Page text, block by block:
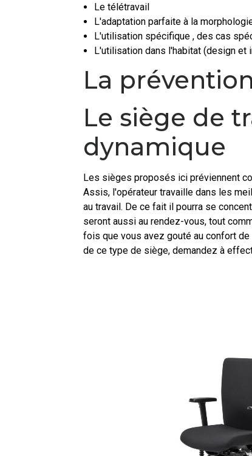
Le télétravail
L'adaptation parfaite à la
L'utilisation spécifique , des cas
L'utilisation dans l'habitat (design et
La
Le siège de
dynamique
Les sièges proposés ici préviennent
Assis, l'opérateur travaille dans les
au travail. De ce fait il pourra se
seront aussi au rendez-vous, tout
fois que vous avez gouté au confort
de ce type de siège, demandez à